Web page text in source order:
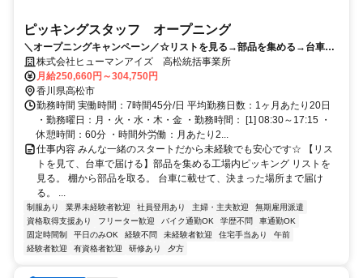
ピッキングスタッフ オープニング
＼オープニングキャンペーン／☆リストを見る→部品を集める→台車で
運ぶ☆とってもかんたん軽作業☆日勤＆土日祝休み＆空調完備☆国分寺
町
株式会社ヒューマンアイズ 高松統括事業所
月給250,660円～304,750円
香川県高松市
勤務時間 実働時間：7時間45分/日 平均勤務日数：1ヶ月あたり20日
・勤務曜日：月・火・水・木・金 ・勤務時間： [1] 08:30～17:15 ・
休憩時間：60分 ・時間外労働：月あたり2...
仕事内容 みんな一緒のスタートだから未経験でも安心です☆ 【リス
トを見て、台車で届ける】部品を集める工場内ピッキング リストを
見る。 棚から部品を取る。 台車に載せて、決まった場所まで届け
る。 ...
制服あり 業界未経験者歓迎 社員登用あり 主婦・主夫歓迎
無期雇用派遣
資格取得支援あり
フリーター歓迎 バイク通勤OK 学歴不問
車通勤OK
固定時間制
平日のみOK 経験不問 未経験者歓迎 住宅手当あり
午前
経験者歓迎
有資格者歓迎 研修あり 夕方